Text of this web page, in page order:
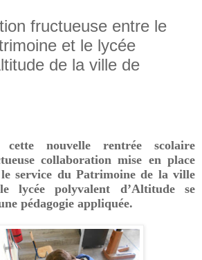
fructueuse entre le
et le lycée
de la ville de
nouvelle rentrée scolaire
collaboration mise en place
service du Patrimoine de la ville
lycée polyvalent d’Altitude se
pédagogie appliquée.